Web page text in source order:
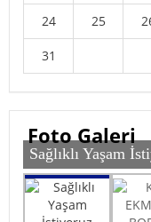
24 25
31
Foto Galeri
Sağlıklı Yaşam
KURU EKMEK VE
EĞİTİM-İŞ
ORMANI FİDAN
1 MAYIS’TA
Sağlıklı Yaşam